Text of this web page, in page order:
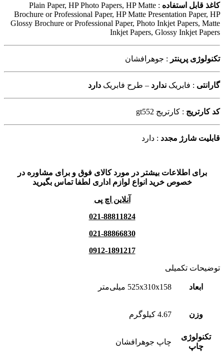
کاغذ قابل استفاده
: Plain Paper, HP Photo Papers, HP Matte
Brochure or Professional Paper, HP Matte Presentation Paper, HP
Glossy Brochure or Professional Paper, Photo Inkjet Papers, Matte
Inkjet Papers, Glossy Inkjet Papers
تکنولوژی پرینتر : جوهرافشان
گارانتی : فابریک ندارد – طرح فابریک دارد
کد کارتریج : کارتریج gt552
قابلیت شارژ مجدد : دارد
برای اطلاعات بیشتر در مورد کالای فوق و برای مشاوره در
خصوص خرید انواع لوازم اداری لطفا تماس بگیرید
آنلاین اچ پی
021-88811824
021-88866830
0912-1891217
توضیحات تکمیلی
ابعاد 525x310x158 میلی‌متر
وزن 4.67 کیلوگرم
تکنولوژی
چاپ
چاپ جوهرافشان